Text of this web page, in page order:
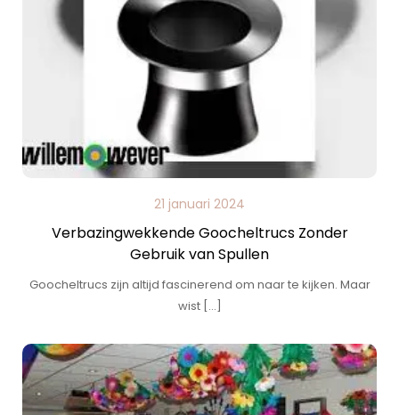
21 januari 2024
Verbazingwekkende Goocheltrucs Zonder
Gebruik van Spullen
Goocheltrucs zijn altijd fascinerend om naar te kijken. Maar
wist […]